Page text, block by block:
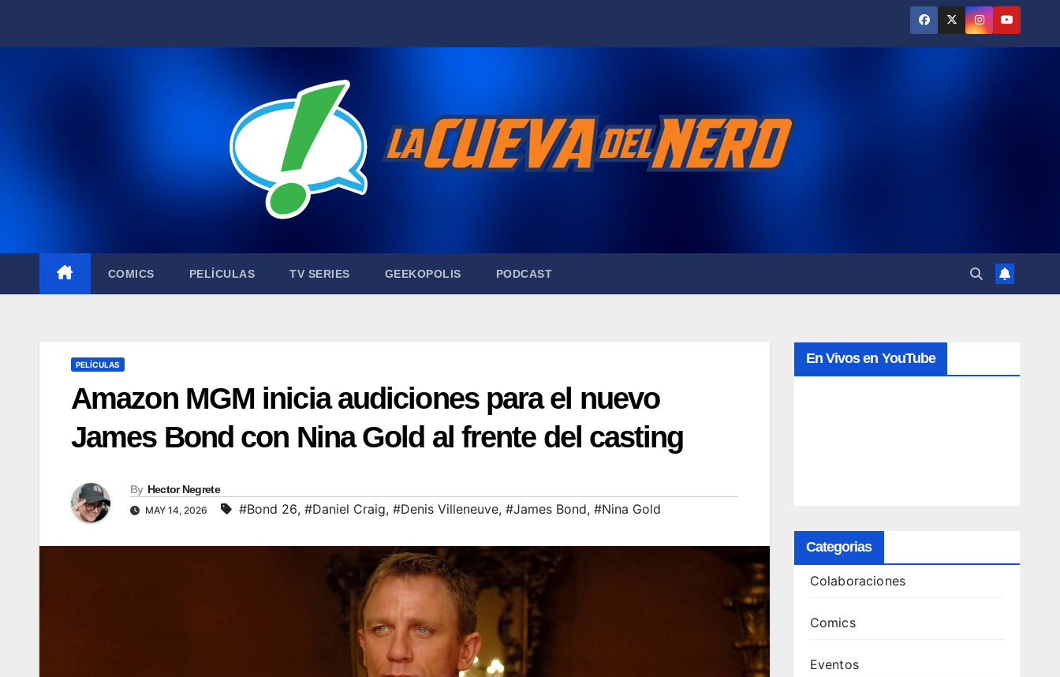
COMICS PELÍCULAS TV SERIES GEEKOPOLIS PODCAST
PELÍCULAS
Amazon MGM inicia audiciones para el nuevo
James Bond con Nina Gold al frente del casting
By Hector Negrete
MAY 14, 2026 #Bond 26, #Daniel Craig, #Denis Villeneuve, #James Bond, #Nina Gold
En Vivos en YouTube
Categorias
Colaboraciones
Comics
Eventos